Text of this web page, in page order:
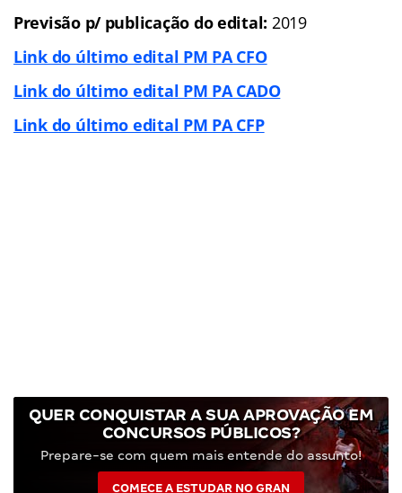
Previsão p/ publicação do edital: 2019
Link do último edital PM PA CFO
Link do último edital PM PA CADO
Link do último edital PM PA CFP
QUER CONQUISTAR A SUA APROVAÇÃO EM
CONCURSOS PÚBLICOS?
Prepare-se com quem mais entende do assunto!
COMECE A ESTUDAR NO GRAN